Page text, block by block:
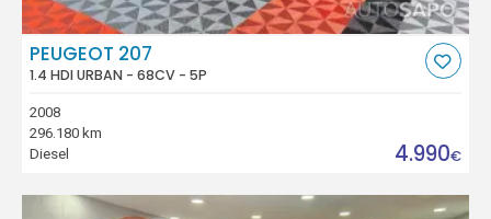
PEUGEOT 207
1.4 HDI URBAN - 68CV - 5P
2008
296.180 km
Diesel
4.990€